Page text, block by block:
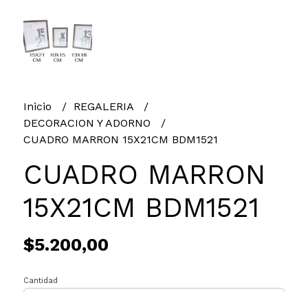
Inicio
REGALERIA
DECORACION Y ADORNO
CUADRO MARRON 15X21CM BDM1521
CUADRO MARRON
15X21CM BDM1521
$5.200,00
Cantidad